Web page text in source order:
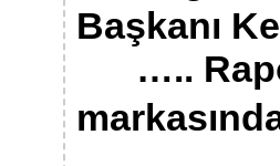
Başkanı
…..